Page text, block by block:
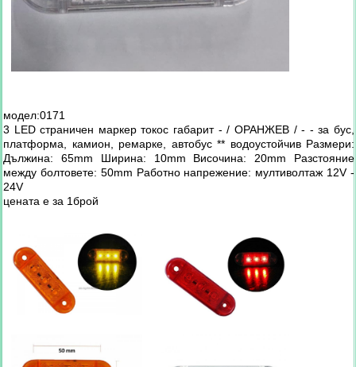
модел:0171
3 LED страничен маркер токос габарит - / ОРАНЖЕВ / - - за бус,
платформа, камион, ремарке, автобус ** водоустойчив Размери:
Дължина: 65mm Ширина: 10mm Височина: 20mm Разстояние
между болтовете: 50mm Работно напрежение: мултиволтаж 12V -
24V
цената е за 1брой